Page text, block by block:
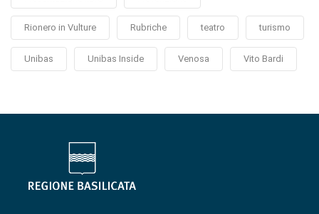
Rionero in Vulture Rubriche teatro turismo
Unibas Unibas Inside Venosa Vito Bardi